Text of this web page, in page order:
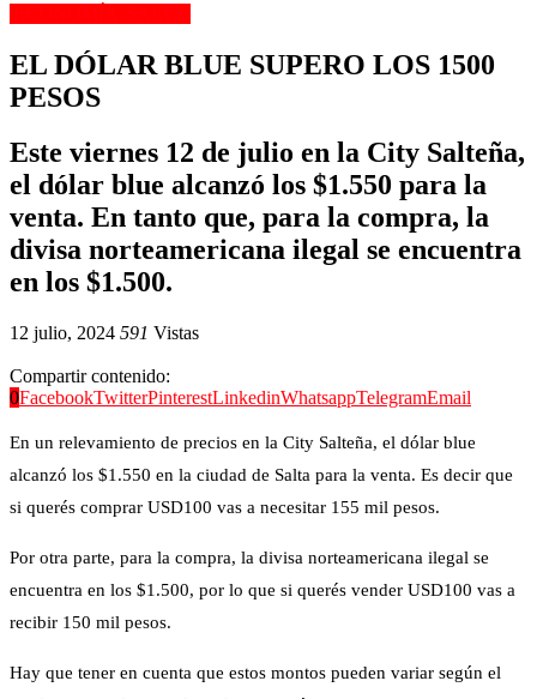
EL DÓLAR BLUE SUPERO LOS 1500
PESOS
Este viernes 12 de julio en la City Salteña,
el dólar blue alcanzó los $1.550 para la
venta. En tanto que, para la compra, la
divisa norteamericana ilegal se encuentra
en los $1.500.
12 julio, 2024 591 Vistas
Compartir contenido:
0FacebookTwitterPinterestLinkedinWhatsappTelegramEmail
En un relevamiento de precios en la City Salteña, el dólar blue
alcanzó los $1.550 en la ciudad de Salta para la venta. Es decir que
si querés comprar USD100 vas a necesitar 155 mil pesos.
Por otra parte, para la compra, la divisa norteamericana ilegal se
encuentra en los $1.500, por lo que si querés vender USD100 vas a
recibir 150 mil pesos.
Hay que tener en cuenta que estos montos pueden variar según el